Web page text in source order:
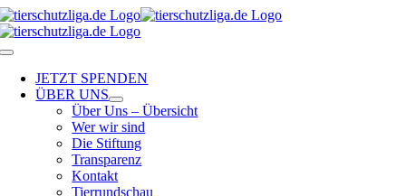
Skip
to
content
Toggle
NavigationJETZT SPENDEN
ÜBER UNS
Über Uns – Übersicht
Wer wir sind
Die Stiftung
Transparenz
Kontakt
Tierrundschau